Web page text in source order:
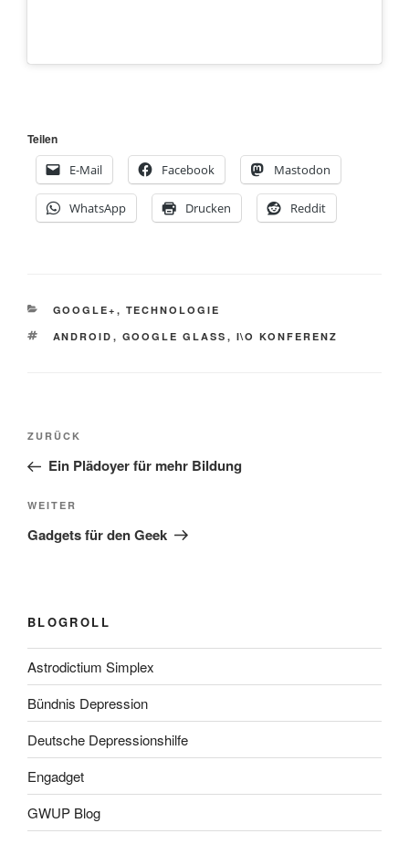
Teilen
E-Mail
Facebook Mastodon
WhatsApp Drucken Reddit
KATEGORIEN
GOOGLE+ , TECHNOLOGIE
SCHLAGWÖRTER
ANDROID , GOOGLE GLASS , I\O KONFERENZ
Beitragsnavigation
Vorheriger
Beitrag
ZURÜCK
Ein Plädoyer für mehr Bildung
Nächster
Beitrag
WEITER
Gadgets für den Geek
BLOGROLL
Astrodictium Simplex
Bündnis Depression
Deutsche Depressionshilfe
Engadget
GWUP Blog